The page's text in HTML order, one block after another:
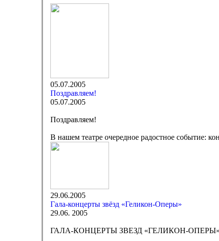
05.07.2005
Поздравляем!
05.07.2005
Поздравляем!
В нашем театре очередное радостное событие:
29.06.2005
Гала-концерты звёзд «Геликон-Оперы»
29.06. 2005
ГАЛА-КОНЦЕРТЫ ЗВЕЗД «ГЕЛИКОН-